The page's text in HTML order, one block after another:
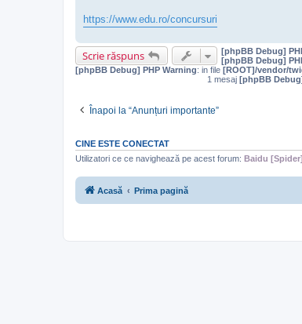
https://www.edu.ro/concursuri
Scrie răspuns [phpBB Debug]
[phpBB Debug]
[phpBB Debug] PHP Warning: in file [ROOT]/vendor/
1 mesaj [phpBB
Înapoi la “Anunțuri importante”
CINE ESTE CONECTAT
Utilizatori ce ce navighează pe acest forum: Baidu [Spider]
Acasă Prima pagină